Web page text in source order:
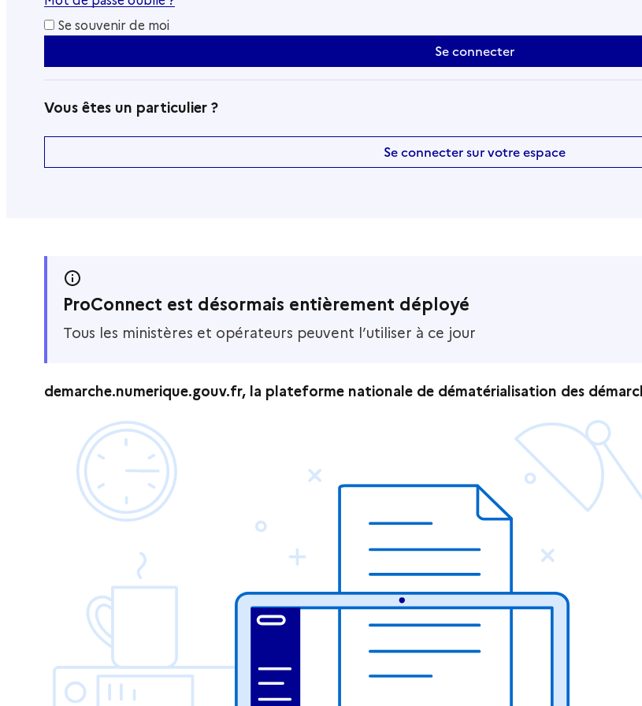
Se souvenir de moi
Vous êtes un particulier ?
Se connecter sur votre espace
ProConnect est désormais entièrement déployé
Tous les ministères et opérateurs peuvent l’utiliser à ce jour
demarche.numerique.gouv.fr, la plateforme nationale de dématérialisation des